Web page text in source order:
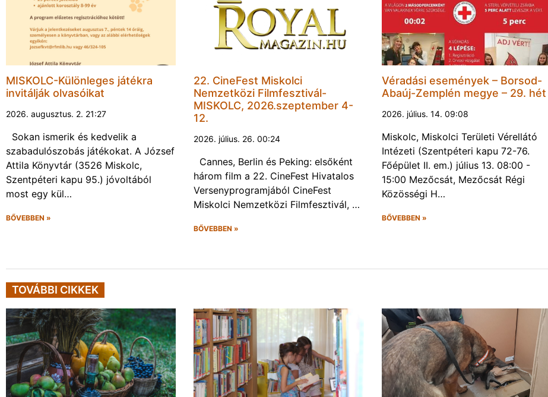
MISKOLC-Különleges játékra
invitálják olvasóikat
2026. augusztus. 2. 21:27
Sokan ismerik és kedvelik a
szabadulószobás játékokat. A József
Attila Könyvtár (3526 Miskolc,
Szentpéteri kapu 95.) jóvoltából
most egy kül…
BŐVEBBEN »
22. CineFest Miskolci
Nemzetközi Filmfesztivál-
MISKOLC, 2026.szeptember 4-
12.
2026. július. 26. 00:24
Cannes, Berlin és Peking: elsőként
három film a 22. CineFest Hivatalos
Versenyprogramjából CineFest
Miskolci Nemzetközi Filmfesztivál, …
BŐVEBBEN »
Véradási események – Borsod-
Abaúj-Zemplén megye – 29. hét
2026. július. 14. 09:08
Miskolc, Miskolci Területi Vérellátó
Intézeti (Szentpéteri kapu 72-76.
Főépület II. em.) július 13. 08:00 -
15:00 Mezőcsát, Mezőcsát Régi
Közösségi H…
BŐVEBBEN »
TOVÁBBI CIKKEK